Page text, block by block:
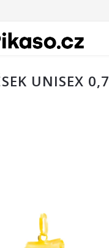
UNISEX